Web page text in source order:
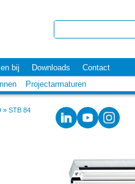
bij Downloads
Contact
Projectarmaturen
» STB 84